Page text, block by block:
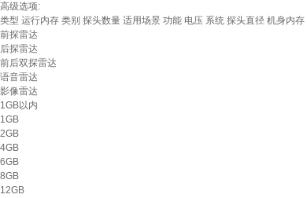
高级选项:
类型 运行内存 类别 探头数量 适用场景 功能 电压 系统 探头直径 机身内存
前探雷达
后探雷达
前后双探雷达
语音雷达
影像雷达
1GB以内
1GB
2GB
4GB
6GB
8GB
12GB